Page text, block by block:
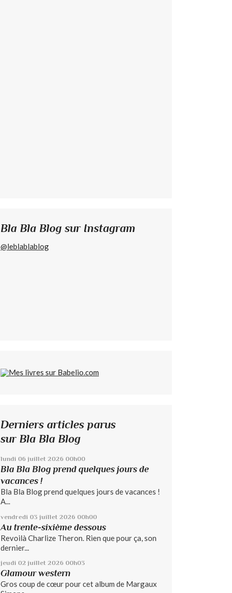
Bla Bla Blog sur Instagram
@leblablablog
Derniers articles parus
sur Bla Bla Blog
lundi 06 juillet 2026 00h00
Bla Bla Blog prend quelques jours de
vacances !
Bla Bla Blog prend quelques jours de vacances !
A...
vendredi 03 juillet 2026 00h00
Au trente-sixième dessous
Revoilà Charlize Theron. Rien que pour ça, son
dernier...
jeudi 02 juillet 2026 00h03
Glamour western
Gros coup de cœur pour cet album de Margaux